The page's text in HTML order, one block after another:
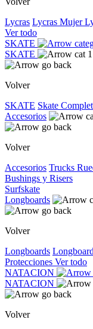
Lycras Lycras Mujer
Ver todo
SKATE
SKATE
Volver
SKATE Skate
Accesorios
Volver
Accesorios Trucks
Bushings y Risers
Surfskate
Longboards
Volver
Longboards
Protecciones Ver todo
NATACION
NATACION
Volver